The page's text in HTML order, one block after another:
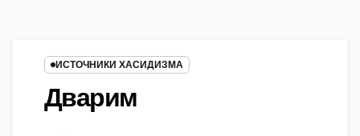
ИСТОЧНИКИ ХАСИДИЗМА
Дварим